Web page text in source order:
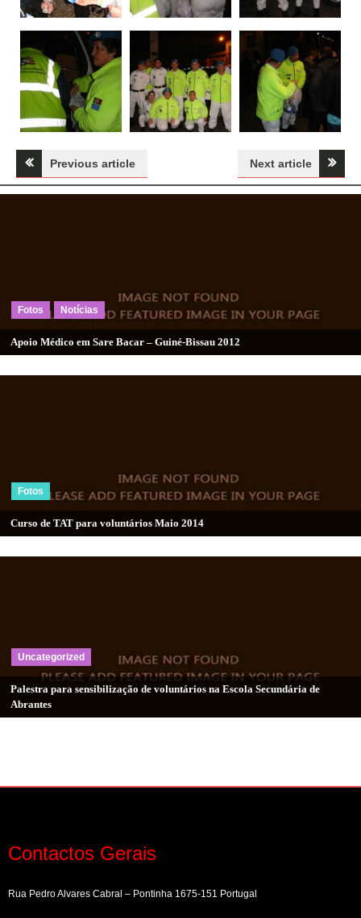
Navegação
de
Previous article Next article
Fotos Notícias
Apoio Médico em Sare Bacar – Guiné-Bissau 2012
Fotos
Curso de TAT para voluntários Maio 2014
Uncategorized
Palestra para sensibilização de voluntários na Escola Secundária de
Abrantes
Contactos Gerais
Rua Pedro Alvares Cabral – Pontinha 1675-151 Portugal